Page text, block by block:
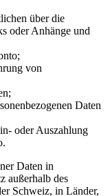
über die
oder Anhänge und
von
Daten
oder Auszahlung
Daten in
außerhalb des
Schweiz, in Länder,